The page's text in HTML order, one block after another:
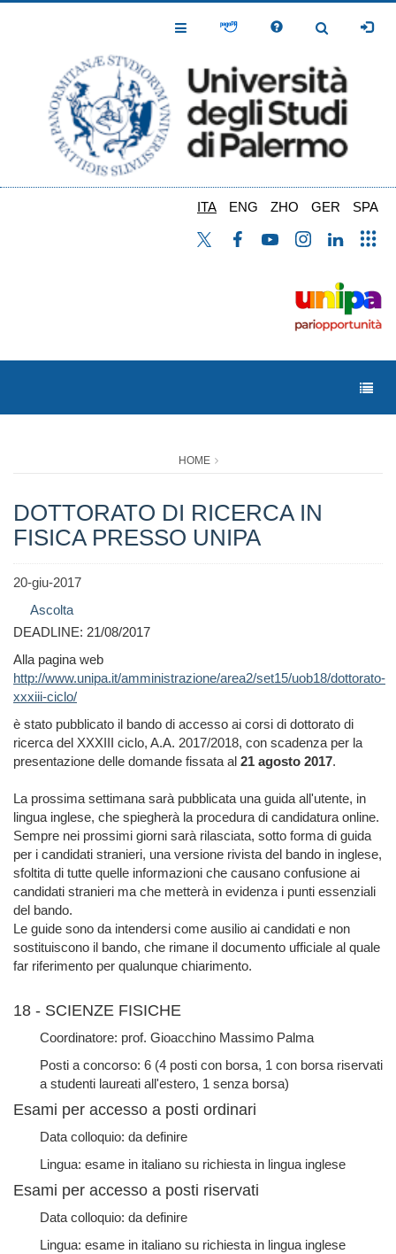
Toggle
Toggle
ITA ENG ZHO GER SPA
HOME
DOTTORATO DI RICERCA IN
FISICA PRESSO UNIPA
20-giu-2017
Ascolta
DEADLINE: 21/08/2017
Alla pagina web
http://www.unipa.it/amministrazione/area2/set15/uob18/dottorato-
xxxiii-ciclo/
è stato pubblicato il bando di accesso ai corsi di dottorato di
ricerca del XXXIII ciclo, A.A. 2017/2018, con scadenza per la
presentazione delle domande fissata al 21 agosto 2017.
La prossima settimana sarà pubblicata una guida all'utente, in
lingua inglese, che spiegherà la procedura di candidatura online.
Sempre nei prossimi giorni sarà rilasciata, sotto forma di guida
per i candidati stranieri, una versione rivista del bando in inglese,
sfoltita di tutte quelle informazioni che causano confusione ai
candidati stranieri ma che metterà in evidenza i punti essenziali
del bando.
Le guide sono da intendersi come ausilio ai candidati e non
sostituiscono il bando, che rimane il documento ufficiale al quale
far riferimento per qualunque chiarimento.
18 - SCIENZE FISICHE
Coordinatore: prof. Gioacchino Massimo Palma
Posti a concorso: 6 (4 posti con borsa, 1 con borsa riservati
a studenti laureati all'estero, 1 senza borsa)
Esami per accesso a posti ordinari
Data colloquio: da definire
Lingua: esame in italiano su richiesta in lingua inglese
Esami per accesso a posti riservati
Data colloquio: da definire
Lingua: esame in italiano su richiesta in lingua inglese